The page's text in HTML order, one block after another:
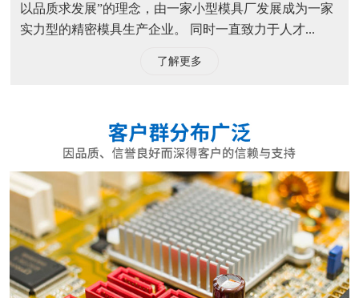
以品质求发展”的理念，由一家小型模具厂发展成为一家
实力型的精密模具生产企业。 同时一直致力于人才...
了解更多